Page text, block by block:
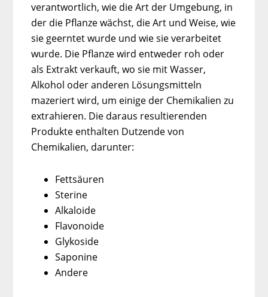
verantwortlich, wie die Art der Umgebung, in
der die Pflanze wächst, die Art und Weise, wie
sie geerntet wurde und wie sie verarbeitet
wurde. Die Pflanze wird entweder roh oder
als Extrakt verkauft, wo sie mit Wasser,
Alkohol oder anderen Lösungsmitteln
mazeriert wird, um einige der Chemikalien zu
extrahieren. Die daraus resultierenden
Produkte enthalten Dutzende von
Chemikalien, darunter:
Fettsäuren
Sterine
Alkaloide
Flavonoide
Glykoside
Saponine
Andere